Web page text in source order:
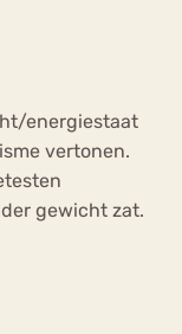
energiestaat
vertonen.
gewicht zat.